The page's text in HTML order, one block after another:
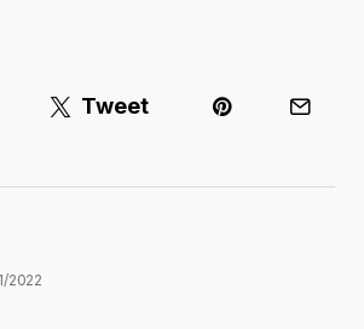
Tweet
2022